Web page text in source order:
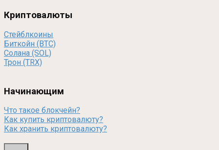
Криптовалюты
Стейблкоины
Биткойн (BTC)
Солана (SOL)
Трон (TRX)
Начинающим
Что такое блокчейн?
Как купить криптовалюту?
Как хранить криптовалюту?